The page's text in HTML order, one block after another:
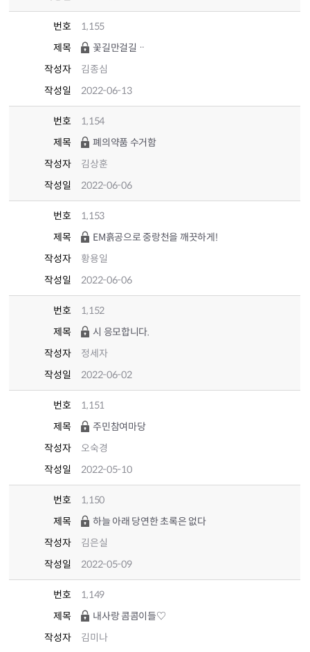
번호
1,155
제목
꽃길만걸길ᆢ
작성자
김종심
작성일
2022-06-13
번호
1,154
제목
폐의약품 수거함
작성자
김상훈
작성일
2022-06-06
번호
1,153
제목
EM흙공으로 중랑천을 깨끗하게!
작성자
황용일
작성일
2022-06-06
번호
1,152
제목
시 응모합니다.
작성자
정세자
작성일
2022-06-02
번호
1,151
제목
주민참여마당
작성자
오숙경
작성일
2022-05-10
번호
1,150
제목
하늘 아래 당연한 초록은 없다
작성자
김은실
작성일
2022-05-09
번호
1,149
제목
내사랑 콤콤이들♡
작성자
김미나